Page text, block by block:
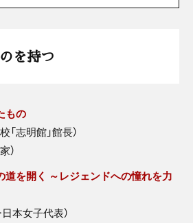
を持つ
もの
志明館」館長）
）
道を開く ～レジェンドへの憧れを力
本女子代表）